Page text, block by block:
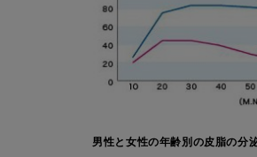
男性と女性の年齢別の皮脂の分